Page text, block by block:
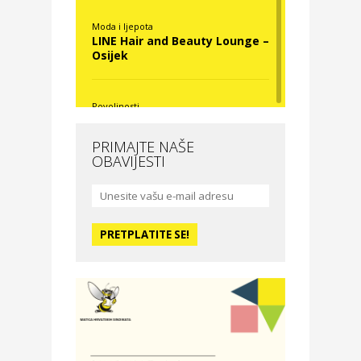
Moda i ljepota
LINE Hair and Beauty Lounge –
Osijek
Povoljnosti
Moda i ljepota
studio – Osijek
Zdravlje i osiguranje
PRIMAJTE NAŠE
OBAVIJESTI